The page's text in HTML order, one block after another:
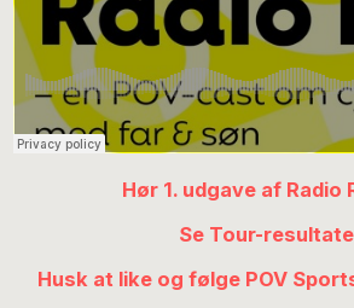
Hør 1. udgave af Radio
Se Tour-
Husk at like og følge POV